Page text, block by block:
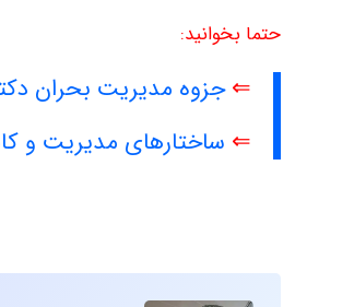
حتما بخوانید:
⇐جزوه مدیریت بحران
⇐ ساختارهای مدیریت و